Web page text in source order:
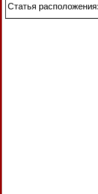
Статья расположения: